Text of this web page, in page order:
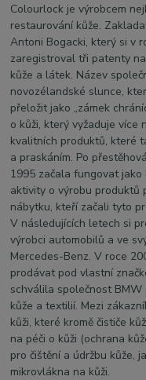
Colourlock je výrobcem
restaurování kůže.
Antoni Bogacki, který si v
zaregistroval tři patenty
kůže a látek. Název
novozélandské slunce,
přeložit jako „zámek
o kůži, který vyžaduje více
kvalitních produktů, které
a praskáním. Po
1995 začala fungovat
aktivity o výrobu produktů
nábytku, kteří začali tyto
V následujících letech si
výrobci automobilů a ve
Mercedes-Benz. V roce
prodávat pod vlastní
schválila společnost
kůže a textilií. Mezi
kůži, které kromě čističe
na péči o kůži (ochrana
pro čištění a údržbu kůže,
mikrovlákna na kůži.